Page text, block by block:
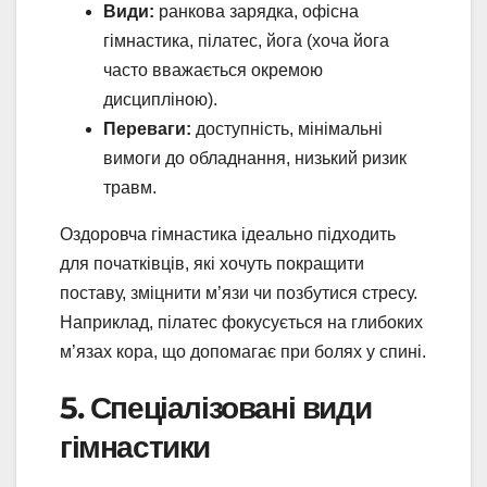
Види: ранкова зарядка, офісна
гімнастика, пілатес, йога (хоча йога
часто вважається окремою
дисципліною).
Переваги: доступність, мінімальні
вимоги до обладнання, низький ризик
травм.
Оздоровча гімнастика ідеально підходить
для початківців, які хочуть покращити
поставу, зміцнити м’язи чи позбутися стресу.
Наприклад, пілатес фокусується на глибоких
м’язах кора, що допомагає при болях у спині.
5. Спеціалізовані види
гімнастики